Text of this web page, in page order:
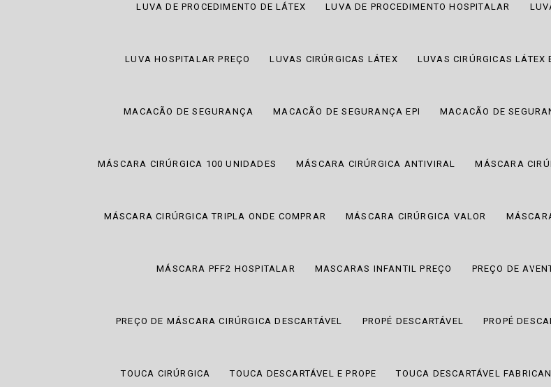
LUVA DE PROCEDIMENTO DE LÁTEX LUVA DE PROCEDIMENTO HOSPITALAR
LUVA HOSPITALAR PREÇO LUVAS CIRÚRGICAS LÁTEX LUVAS CIRÚRGICAS LÁTEX
MACACÃO DE SEGURANÇA MACACÃO DE SEGURANÇA EPI MACACÃO DE
MÁSCARA CIRÚRGICA 100 UNIDADES MÁSCARA CIRÚRGICA ANTIVIRAL MÁSCARA
MÁSCARA CIRÚRGICA TRIPLA ONDE COMPRAR MÁSCARA CIRÚRGICA VALOR
MÁSCARA PFF2 HOSPITALAR MASCARAS INFANTIL PREÇO PREÇO DE
PREÇO DE MÁSCARA CIRÚRGICA DESCARTÁVEL PROPÉ DESCARTÁVEL PROPÉ
TOUCA CIRÚRGICA TOUCA DESCARTÁVEL E PROPE TOUCA DESCARTÁVEL